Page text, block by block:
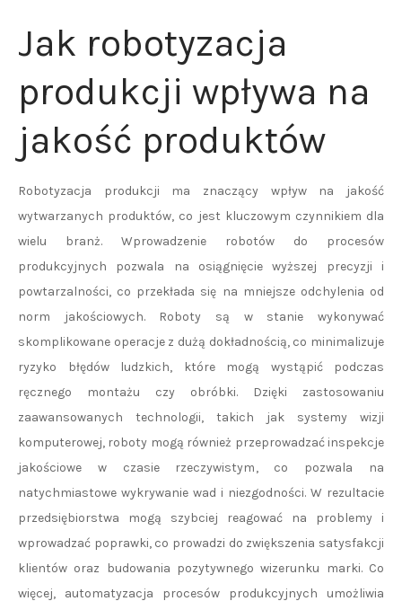
Jak robotyzacja
produkcji wpływa na
jakość produktów
Robotyzacja produkcji ma znaczący wpływ na jakość
wytwarzanych produktów, co jest kluczowym czynnikiem dla
wielu branż. Wprowadzenie robotów do procesów
produkcyjnych pozwala na osiągnięcie wyższej precyzji i
powtarzalności, co przekłada się na mniejsze odchylenia od
norm jakościowych. Roboty są w stanie wykonywać
skomplikowane operacje z dużą dokładnością, co minimalizuje
ryzyko błędów ludzkich, które mogą wystąpić podczas
ręcznego montażu czy obróbki. Dzięki zastosowaniu
zaawansowanych technologii, takich jak systemy wizji
komputerowej, roboty mogą również przeprowadzać inspekcje
jakościowe w czasie rzeczywistym, co pozwala na
natychmiastowe wykrywanie wad i niezgodności. W rezultacie
przedsiębiorstwa mogą szybciej reagować na problemy i
wprowadzać poprawki, co prowadzi do zwiększenia satysfakcji
klientów oraz budowania pozytywnego wizerunku marki. Co
więcej, automatyzacja procesów produkcyjnych umożliwia